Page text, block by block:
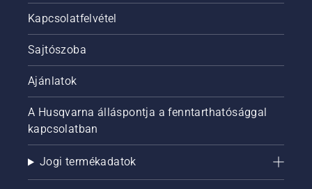
Kapcsolatfelvétel
Sajtószoba
Ajánlatok
A Husqvarna álláspontja a fenntarthatósággal
kapcsolatban
Jogi termékadatok